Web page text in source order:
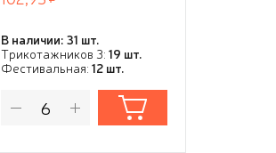
В наличии: 31 шт.
Трикотажников 3: 19 шт.
Фестивальная: 12 шт.